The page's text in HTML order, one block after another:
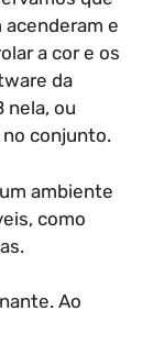
acenderam e
a cor e os
da
nela, ou
conjunto.
ambiente
como
Ao